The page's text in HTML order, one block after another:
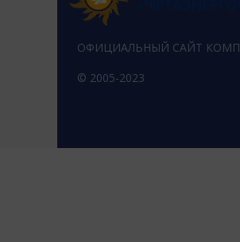
ОФИЦИАЛЬНЫЙ САЙТ
© 2005-2023